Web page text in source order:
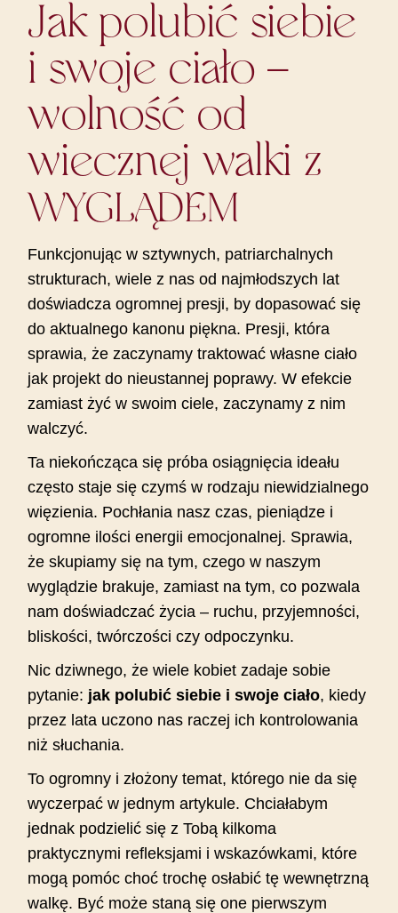
Jak polubić siebie
i swoje ciało –
wolność od
wiecznej walki z
WYGLĄDEM
Funkcjonując w sztywnych, patriarchalnych
strukturach, wiele z nas od najmłodszych lat
doświadcza ogromnej presji, by dopasować się
do aktualnego kanonu piękna. Presji, która
sprawia, że zaczynamy traktować własne ciało
jak projekt do nieustannej poprawy. W efekcie
zamiast żyć w swoim ciele, zaczynamy z nim
walczyć.
Ta niekończąca się próba osiągnięcia ideału
często staje się czymś w rodzaju niewidzialnego
więzienia. Pochłania nasz czas, pieniądze i
ogromne ilości energii emocjonalnej. Sprawia,
że skupiamy się na tym, czego w naszym
wyglądzie brakuje, zamiast na tym, co pozwala
nam doświadczać życia – ruchu, przyjemności,
bliskości, twórczości czy odpoczynku.
Nic dziwnego, że wiele kobiet zadaje sobie
pytanie: jak polubić siebie i swoje ciało, kiedy
przez lata uczono nas raczej ich kontrolowania
niż słuchania.
To ogromny i złożony temat, którego nie da się
wyczerpać w jednym artykule. Chciałabym
jednak podzielić się z Tobą kilkoma
praktycznymi refleksjami i wskazówkami, które
mogą pomóc choć trochę osłabić tę wewnętrzną
walkę. Być może staną się one pierwszym